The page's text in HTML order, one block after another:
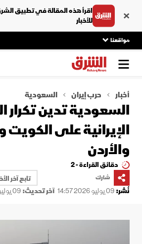
اقرأ هذه المقالة في تطبيق
للأخبار
مواقعنا
أخبار حرب إيران السعودية
السعودية تدين تكرار
الإيرانية على الكويت
والأردن
دقائق القراءة - 2
شارك
تابع آخر
نُشر:09 يوليو 2026 14:57 آخر تحديث:09 يوليو 2026 14:57